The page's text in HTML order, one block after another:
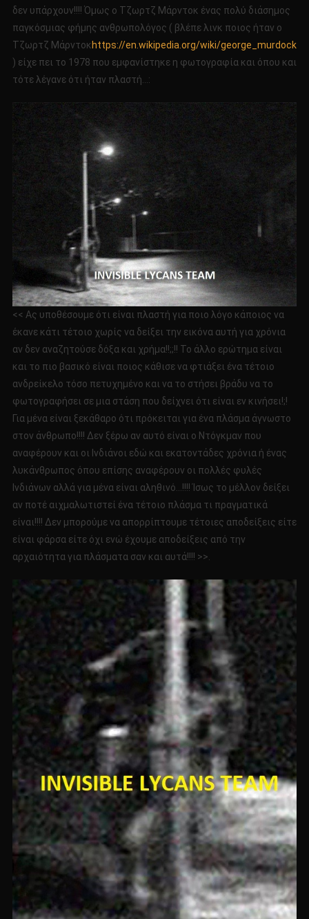
δεν υπάρχουν!!!! Όμως o Τζωρτζ Μάρντοκ ένας πολύ διάσημος
παγκόσμιας φήμης ανθρωπολόγος ( βλέπε λινκ ποιος ήταν o
Τζωρτζ Μάρντοκ https://en.wikipedia.org/wiki/george_murdock
) είχε πει το 1978 που εμφανίστηκε η φωτογραφία και όπου και
τότε λέγανε ότι ήταν πλαστή…:
<< Ας υποθέσουμε ότι είναι πλαστή για ποιο λόγο κάποιος να
έκανε κάτι τέτοιο χωρίς να δείξει την εικόνα αυτή για χρόνια
αν δεν αναζητούσε δόξα και χρήμα!!;;!! Το άλλο ερώτημα είναι
και το πιο βασικό είναι ποιος κάθισε να φτιάξει ένα τέτοιο
ανδρείκελο τόσο πετυχημένο και να το στήσει βράδυ να το
φωτογραφήσει σε μια στάση που δείχνει ότι είναι εν κινήσει!;!
Για μένα είναι ξεκάθαρο ότι πρόκειται για ένα πλάσμα άγνωστο
στον άνθρωπο!!!! Δεν ξέρω αν αυτό είναι ο Ντόγκμαν που
αναφέρουν και οι Ινδιάνοι εδώ και εκατοντάδες χρόνια ή ένας
λυκάνθρωπος όπου επίσης αναφέρουν οι πολλές φυλές
Ινδιάνων αλλά για μένα είναι αληθινό…!!!! Ίσως το μέλλον δείξει
αν ποτέ αιχμαλωτιστεί ένα τέτοιο πλάσμα τι πραγματικά
είναι!!!! Δεν μπορούμε να απορρίπτουμε τέτοιες αποδείξεις είτε
είναι φάρσα είτε όχι ενώ έχουμε αποδείξεις από την
αρχαιότητα για πλάσματα σαν και αυτά!!!! >>.